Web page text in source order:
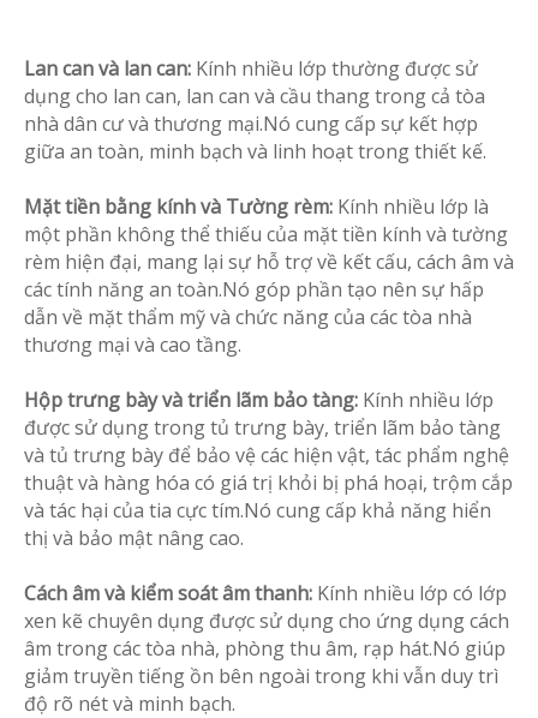
Lan can và lan can: Kính nhiều lớp thường được sử
dụng cho lan can, lan can và cầu thang trong cả tòa
nhà dân cư và thương mại.Nó cung cấp sự kết hợp
giữa an toàn, minh bạch và linh hoạt trong thiết kế.
Mặt tiền bằng kính và Tường rèm: Kính nhiều lớp là
một phần không thể thiếu của mặt tiền kính và tường
rèm hiện đại, mang lại sự hỗ trợ về kết cấu, cách âm và
các tính năng an toàn.Nó góp phần tạo nên sự hấp
dẫn về mặt thẩm mỹ và chức năng của các tòa nhà
thương mại và cao tầng.
Hộp trưng bày và triển lãm bảo tàng: Kính nhiều lớp
được sử dụng trong tủ trưng bày, triển lãm bảo tàng
và tủ trưng bày để bảo vệ các hiện vật, tác phẩm nghệ
thuật và hàng hóa có giá trị khỏi bị phá hoại, trộm cắp
và tác hại của tia cực tím.Nó cung cấp khả năng hiển
thị và bảo mật nâng cao.
Cách âm và kiểm soát âm thanh: Kính nhiều lớp có lớp
xen kẽ chuyên dụng được sử dụng cho ứng dụng cách
âm trong các tòa nhà, phòng thu âm, rạp hát.Nó giúp
giảm truyền tiếng ồn bên ngoài trong khi vẫn duy trì
độ rõ nét và minh bạch.